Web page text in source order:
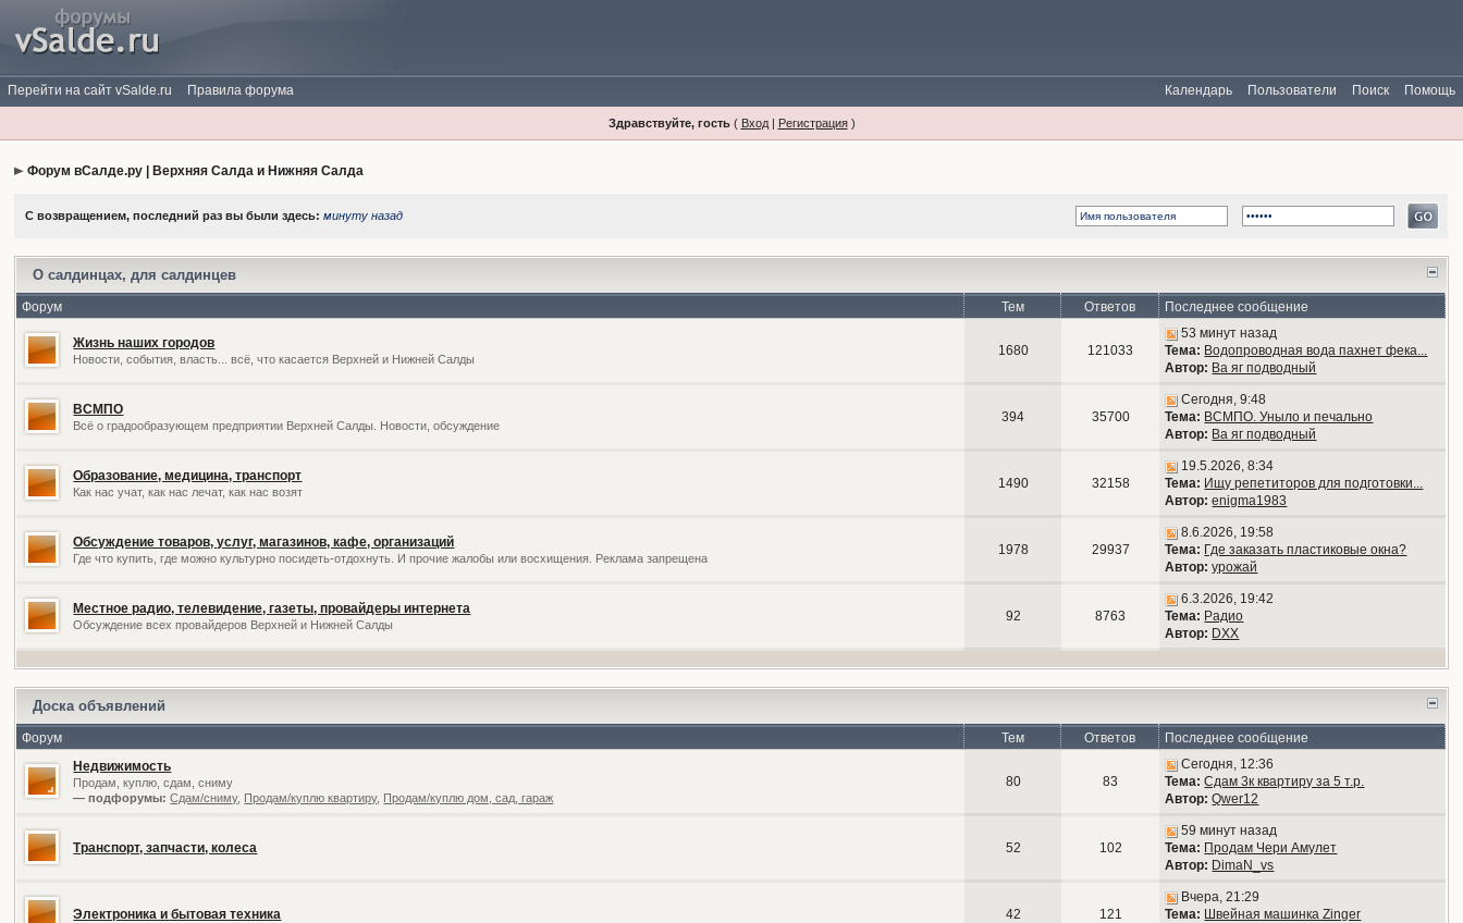
Перейти на сайт vSalde.ru Правила форума Помощь
Поиск
Пользователи
Календарь
Здравствуйте, гость( Вход| Регистрация)
Форум вСалде.ру | Верхняя Салда и Нижняя Салда
С возвращением, последний раз вы были здесь:минуту назад
О салдинцах, для салдинцев
Форум Тем Ответов Последнее сообщение
Жизнь наших городов
Новости, события, власть... всё, что касается Верхней и Нижней Салды
1680 121033
53 минут назад
Тема: Водопроводная вода пахнет фека...
Автор: Ва яг подводный
ВСМПО
Всё о градообразующем предприятии Верхней Салды. Новости, обсуждение
394 35700
Сегодня, 9:48
Тема: ВСМПО. Уныло и печально
Автор: Ва яг подводный
Образование, медицина, транспорт
Как нас учат, как нас лечат, как нас возят
1490 32158
19.5.2026, 8:34
Тема: Ищу репетиторов для подготовки...
Автор: enigma1983
Обсуждение товаров, услуг, магазинов, кафе, организаций
Где что купить, где можно культурно посидеть-отдохнуть. И прочие жалобы или восхищения. Реклама запрещена
1978 29937
8.6.2026, 19:58
Тема: Где заказать пластиковые окна?
Автор: урожай
Местное радио, телевидение, газеты, провайдеры интернета
Обсуждение всех провайдеров Верхней и Нижней Салды
92 8763
6.3.2026, 19:42
Тема: Радио
Автор: DXX
Доска объявлений
Форум Тем Ответов
Последнее сообщение
Недвижимость
Продам, куплю, сдам, сниму
— подфорумы: Сдам/сниму, Продам/куплю квартиру, Продам/куплю дом, сад, гараж
80 83
Сегодня, 12:36
Тема: Сдам 3к квартиру за 5 т.р.
Автор: Qwer12
Транспорт, запчасти, колеса 52 102
59 минут назад
Тема: Продам Чери Амулет
Автор: DimaN_vs
Электроника и бытовая техника 42 121
Вчера, 21:29
Тема: Швейная машинка Zinger